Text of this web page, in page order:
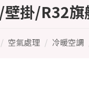
壁掛/R32
空氣處理 冷暖空調